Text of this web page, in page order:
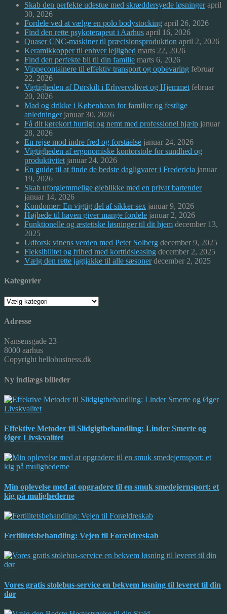
Skab den perfekte udestue med skræddersyede løsninger april
30, 2026
Fordele ved at vælge en polo bodystocking april 26, 2026
Find den rette psykoterapeut i Aarhus april 16, 2026
Quaser CNC-maskiner til præcisionsproduktion april 2, 2026
Keramikkopper til enhver lejlighed marts 22, 2026
Find den perfekte bil til din familie marts 6, 2026
Vippecontainere til effektiv transport og opbevaring februar
22, 2026
Vigtigheden af Dørskilt i Erhvervslivet og Hjemmet februar
20, 2026
Mad og drikke i København for familier og festlige
anledninger januar 30, 2026
Få dit kørekort hurtigt og nemt med professionel hjælp januar
28, 2026
En rejse mod indre fred og forståelse januar 24, 2026
Vigtigheden af ergonomiske kontorstole for sundhed og
produktivitet januar 24, 2026
En guide til at finde de bedste dagligvarer i Fredericia januar
19, 2026
Skab uforglemmelige øjeblikke med en privat bartender
januar 14, 2026
Kondomer: En vigtig del af sikker sex januar 9, 2026
Højbede til haven giver mange fordele januar 2, 2026
Funktionelle og æstetiske løsninger til dit hjem december 13,
2025
Udforsk vinens verden med Peter Solberg december 9, 2025
Fleksibilitet og frihed med korttidsleasing december 2, 2025
Vælg den rette jagtjakke til alle sæsoner december 2, 2025
Kategorier
Kategorier
Adresse
Nansensgade 23
8000 aarhus
Copyright hellobusiness.dk
Ny indlægs billeder
Effektive Metoder til Slidgigtbehandling: Linder Smerte og
Øger Livskvalitet
Min oplevelse med at opgradere til en smuk smedejernsport: et
kig på mulighederne
Fertilitetsbehandling: Vejen til Forældreskab
Vores gratis stolebus-service en bekvem løsning til leveret til din
dør